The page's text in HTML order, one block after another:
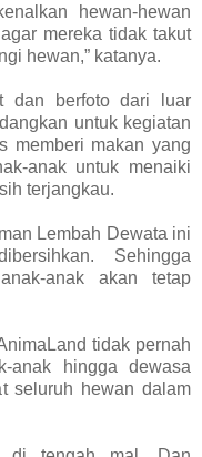
hewan-hewan
mereka tidak takut
hewan,” katanya.
dan berfoto dari luar
untuk kegiatan
memberi makan yang
anak untuk menaiki
terjangkau.
Lembah Dewata ini
Sehingga
anak akan tetap
tidak pernah
anak hingga dewasa
seluruh hewan dalam